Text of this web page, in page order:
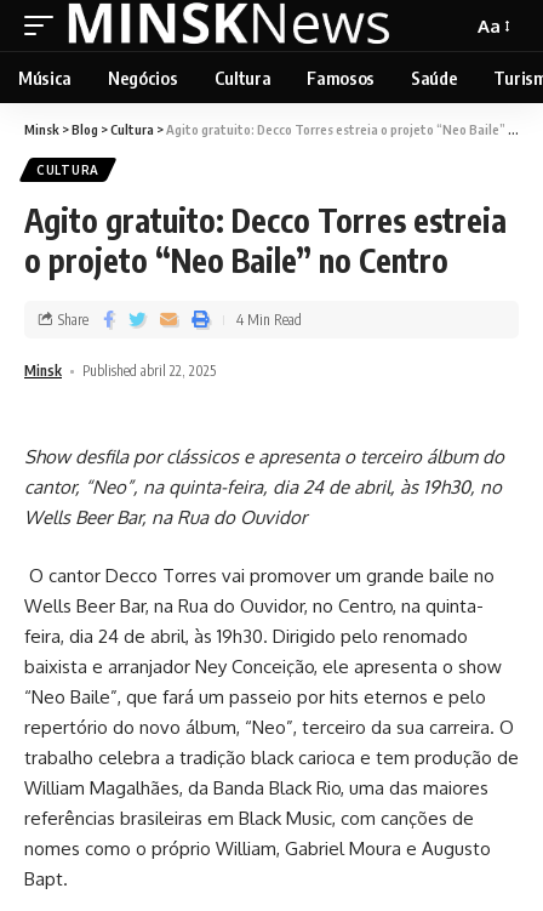
Aa
Música Negócios Cultura Famosos Saúde
Minsk >Blog >Cultura >Agito gratuito: Decco Torres estreia o projeto “Neo Baile” no Centro
CULTURA
Agito gratuito: Decco Torres estreia
o projeto “Neo Baile” no Centro
Minsk Published abril 22, 2025
Share 4 Min Read
Show desfila por clássicos e apresenta o terceiro álbum do
cantor, “Neo”, na quinta-feira, dia 24 de abril, às 19h30, no
Wells Beer Bar, na Rua do Ouvidor
O cantor Decco Torres vai promover um grande baile no
Wells Beer Bar, na Rua do Ouvidor, no Centro, na quinta-
feira, dia 24 de abril, às 19h30. Dirigido pelo renomado
baixista e arranjador Ney Conceição, ele apresenta o show
“Neo Baile”, que fará um passeio por hits eternos e pelo
repertório do novo álbum, “Neo”, terceiro da sua carreira. O
trabalho celebra a tradição black carioca e tem produção de
William Magalhães, da Banda Black Rio, uma das maiores
referências brasileiras em Black Music, com canções de
nomes como o próprio William, Gabriel Moura e Augusto
Bapt.